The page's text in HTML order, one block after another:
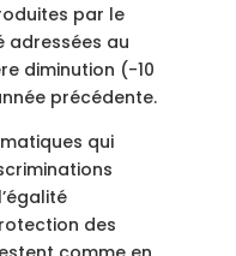
par le
adressées au
diminution (-10
précédente.
qui
des